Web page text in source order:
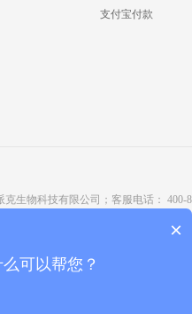
支付宝付款
克生物科技有限公司；客服电话： 400-
京ICP备
×
可以帮您？